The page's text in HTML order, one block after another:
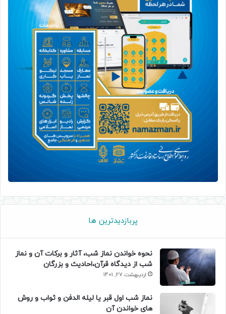
پربازدیدترین ها
نحوه خواندن نماز شب، آثار و برکات آن و نماز
شب از دیدگاه قرآن،احادیث و بزرگان
اردیبهشت 27, 1401
نماز شب اول قبر یا لیله الدفن و ثواب و روش
های خواندن آن